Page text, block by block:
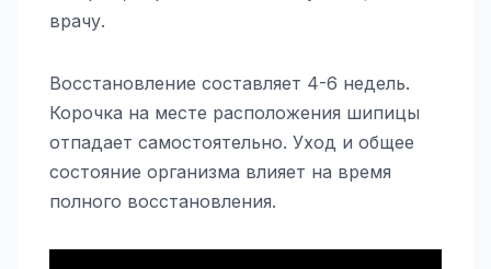
врачу.
Восстановление составляет 4-6 недель.
Корочка на месте расположения шипицы
отпадает самостоятельно. Уход и общее
состояние организма влияет на время
полного восстановления.